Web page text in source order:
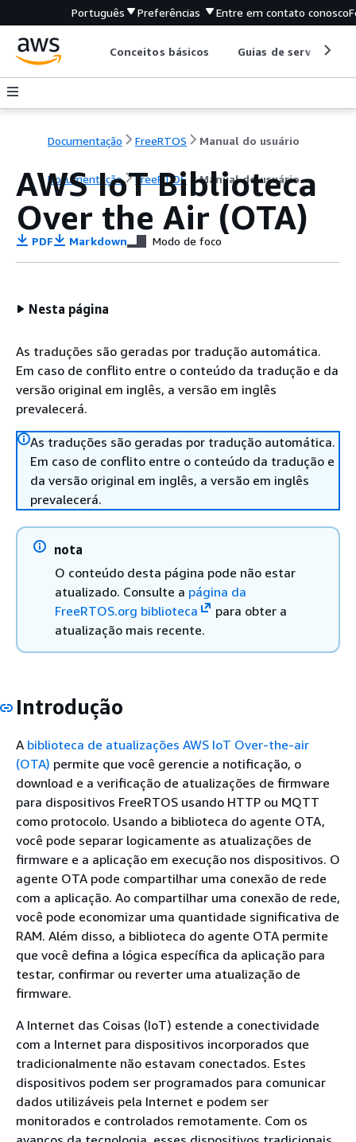
Português Preferências Entre em contato conosco
Conceitos básicos Guias de serviço
Documentação FreeRTOS Manual do usuário
Documentação FreeRTOS Manual do usuário
AWS IoT Biblioteca
Over the Air (OTA)
PDF Markdown Modo de foco
Nesta página
As traduções são geradas por tradução automática.
Em caso de conflito entre o conteúdo da tradução e da
versão original em inglês, a versão em inglês
prevalecerá.
As traduções são geradas por tradução automática.
Em caso de conflito entre o conteúdo da tradução e
da versão original em inglês, a versão em inglês
prevalecerá.
nota
O conteúdo desta página pode não estar
atualizado. Consulte a página da
FreeRTOS.org biblioteca
para obter a
atualização mais recente.
Introdução
A biblioteca de atualizações AWS IoT Over-the-air
(OTA) permite que você gerencie a notificação, o
download e a verificação de atualizações de firmware
para dispositivos FreeRTOS usando HTTP ou MQTT
como protocolo. Usando a biblioteca do agente OTA,
você pode separar logicamente as atualizações de
firmware e a aplicação em execução nos dispositivos. O
agente OTA pode compartilhar uma conexão de rede
com a aplicação. Ao compartilhar uma conexão de rede,
você pode economizar uma quantidade significativa de
RAM. Além disso, a biblioteca do agente OTA permite
que você defina a lógica específica da aplicação para
testar, confirmar ou reverter uma atualização de
firmware.
A Internet das Coisas (IoT) estende a conectividade
com a Internet para dispositivos incorporados que
tradicionalmente não estavam conectados. Estes
dispositivos podem ser programados para comunicar
dados utilizáveis pela Internet e podem ser
monitorados e controlados remotamente. Com os